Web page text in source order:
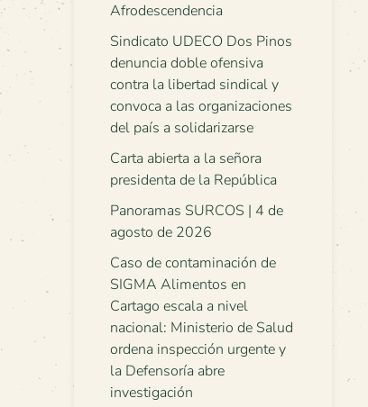
Afrodescendencia
Sindicato UDECO Dos Pinos
denuncia doble ofensiva
contra la libertad sindical y
convoca a las organizaciones
del país a solidarizarse
Carta abierta a la señora
presidenta de la República
Panoramas SURCOS | 4 de
agosto de 2026
Caso de contaminación de
SIGMA Alimentos en
Cartago escala a nivel
nacional: Ministerio de Salud
ordena inspección urgente y
la Defensoría abre
investigación